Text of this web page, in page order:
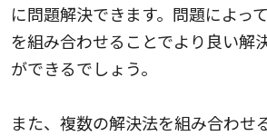
に問題解決できます。問題によっ
を組み合わせることでより良い解
ができるでしょう。
また、複数の解決法を組み合わせ